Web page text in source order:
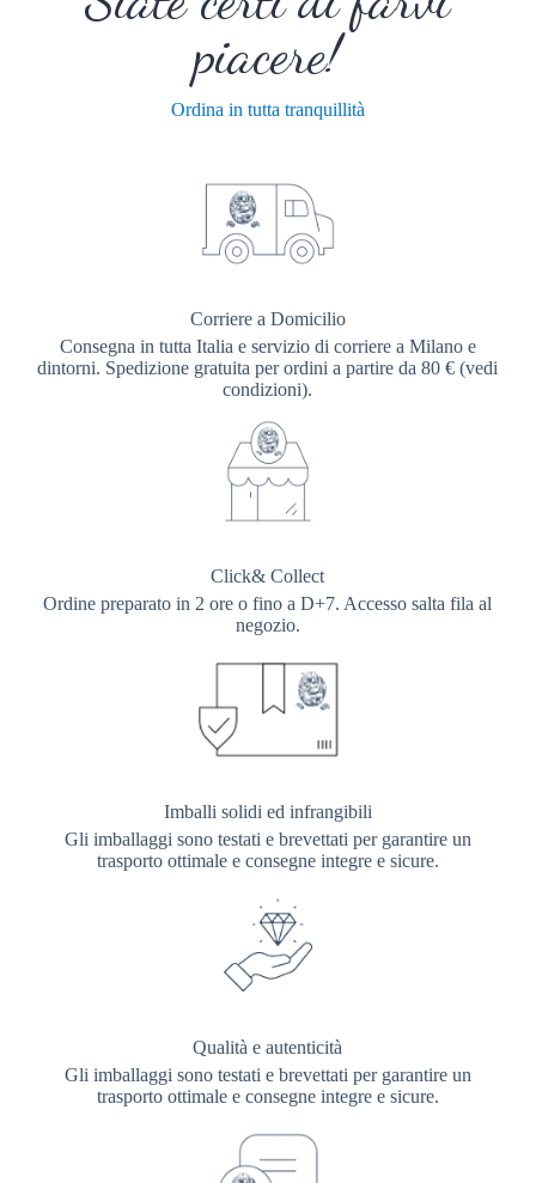
piacere!
Ordina in tutta tranquillità
Corriere a Domicilio
Consegna in tutta Italia e servizio di corriere a Milano e
dintorni. Spedizione gratuita per ordini a partire da 80 € (vedi
condizioni).
Click& Collect
Ordine preparato in 2 ore o fino a D+7. Accesso salta fila al
negozio.
Imballi solidi ed infrangibili
Gli imballaggi sono testati e brevettati per garantire un
trasporto ottimale e consegne integre e sicure.
Qualità e autenticità
Gli imballaggi sono testati e brevettati per garantire un
trasporto ottimale e consegne integre e sicure.